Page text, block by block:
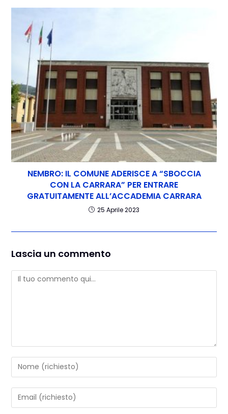
NEMBRO: IL COMUNE ADERISCE A “SBOCCIA
CON LA CARRARA” PER ENTRARE
GRATUITAMENTE ALL’ACCADEMIA CARRARA
25 Aprile 2023
Lascia un commento